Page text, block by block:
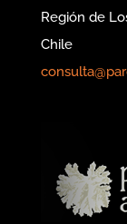
Región de
Chile